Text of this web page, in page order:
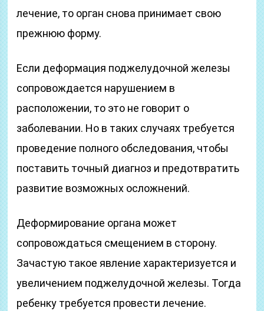
лечение, то орган снова принимает свою
прежнюю форму.
Если деформация поджелудочной железы
сопровождается нарушением в
расположении, то это не говорит о
заболевании. Но в таких случаях требуется
проведение полного обследования, чтобы
поставить точный диагноз и предотвратить
развитие возможных осложнений.
Деформирование органа может
сопровождаться смещением в сторону.
Зачастую такое явление характеризуется и
увеличением поджелудочной железы. Тогда
ребенку требуется провести лечение.